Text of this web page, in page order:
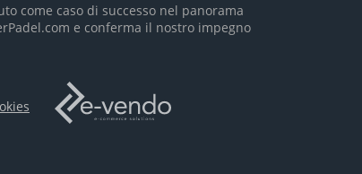
come caso di successo nel panorama
e conferma il nostro impegno